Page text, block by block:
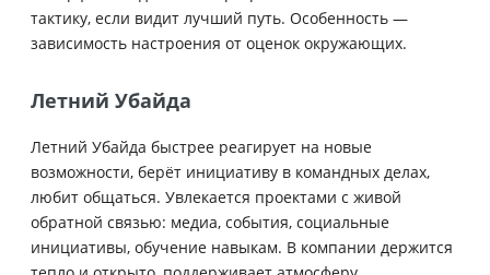
тактику, если видит лучший путь. Особенность —
зависимость настроения от оценок окружающих.
Летний Убайда
Летний Убайда быстрее реагирует на новые
возможности, берёт инициативу в командных делах,
любит общаться. Увлекается проектами с живой
обратной связью: медиа, события, социальные
инициативы, обучение навыкам. В компании держится